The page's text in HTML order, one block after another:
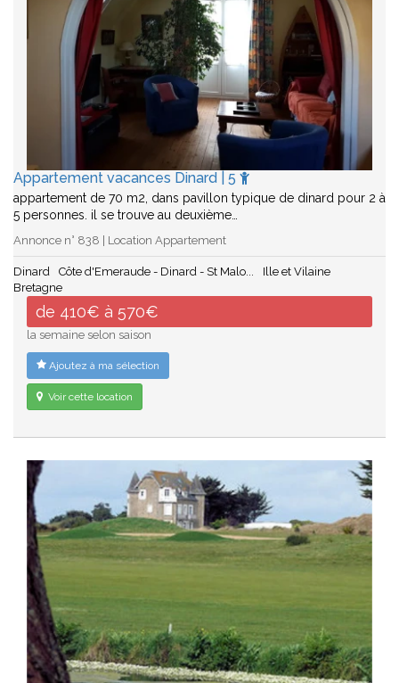
Appartement vacances Dinard | 5
appartement de 70 m2, dans pavillon typique de dinard pour 2 à
5 personnes. il se trouve au deuxième…
Annonce n° 838 | Location Appartement
Dinard Côte d'Emeraude - Dinard - St Malo...
Ille et Vilaine
Bretagne
de 410€ à 570€
la semaine selon saison
Ajoutez à ma sélection
Voir cette location